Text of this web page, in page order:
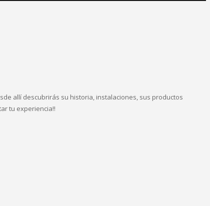
allí descubrirás su historia, instalaciones, sus productos
tu experiencia!!